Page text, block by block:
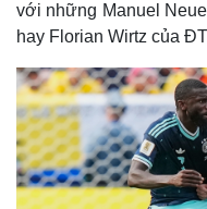
với những Manuel
hay Florian Wirtz của